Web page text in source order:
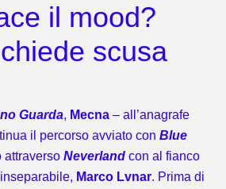
il mood?
scusa
Guarda, Mecna – all’anagrafe
il percorso avviato con Blue
attraverso Neverland con al fianco
Marco Lvnar. Prima di